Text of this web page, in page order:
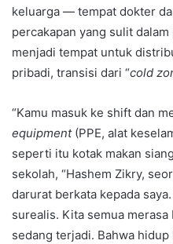
keluarga — tempat dokter
percakapan yang sulit
menjadi tempat untuk
pribadi, transisi dari “cold
“Kamu masuk ke shift dan
equipment(PPE, alat
seperti itu kotak makan
sekolah, “Hashem Zikry,
darurat berkata kepada
surealis. Kita semua merasa
sedang terjadi. Bahwa